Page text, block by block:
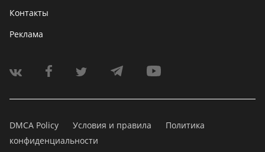
Контакты
Реклама
DMCA Policy Условия и правила
Политика
конфиденциальности